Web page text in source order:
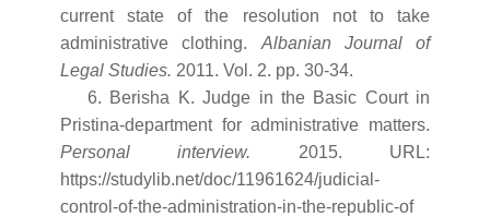
current state of the resolution not to take
administrative clothing. Albanian Journal of
Legal Studies. 2011. Vol. 2. pp. 30-34.
6. Berisha K. Judge in the Basic Court in
Pristina-department for administrative matters.
Personal interview. 2015. URL:
https://studylib.net/doc/11961624/judicial-
control-of-the-administration-in-the-republic-of